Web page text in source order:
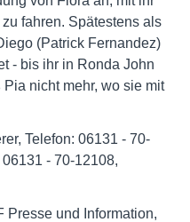
fahren. Spätestens als
(Patrick Fernandez)
- bis ihr in Ronda John
nicht mehr, wo sie mit
Telefon: 06131 - 70-
- 70-12108,
Presse und Information,